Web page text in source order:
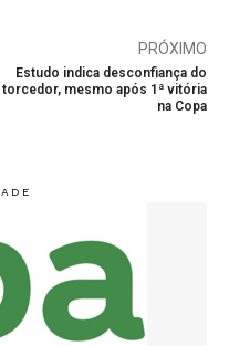
PRÓXIMO
Estudo indica desconfiança do
torcedor, mesmo após 1ª vitória
na Copa